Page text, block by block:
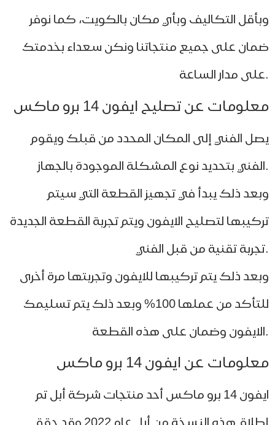
التكاليف وبأي مكان بالكويت، كما نوفر
على جميع منتجاتنا ونكن سعداء بخدمتك
عن تصليح ايفون 14 برو ماكس
الفني إلى المكان المحدد من قبلك ويقوم
ذلك يبدأ في تجهيز القطعة التي سيتم
لتصليح الايفون ويتم تجربة القطعة الجديدة
ذلك يتم تركيبها للايفون وتجربتها مرة أخرى
للتأكد من عملها 100% وبعد ذلك يتم تسليمك
عن ايفون 14 برو ماكس
ايفون 14 برو ماكس أحد منتجات شركة أبل تم
إطلاق هذه النسخة من أبل عام 2022 وقد حقق